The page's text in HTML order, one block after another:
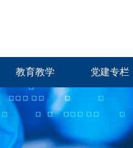
教育教学 党建专栏